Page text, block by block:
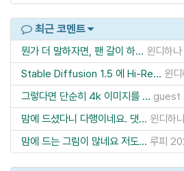
최근 코멘트
뭔가 더 말하자면, 팬 갈이 하... 윈디하나
Stable Diffusion 1.5 에 Hi-Re... 윈
그렇다면 단순히 4k 이미지를 ... guest
맘에 드셨다니 다행이네요. 댓... 윈디하
맘에 드는 그림이 많네요 저도... 루피